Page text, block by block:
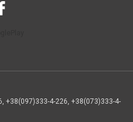
+38(097)333-4-226, +38(073)333-4-